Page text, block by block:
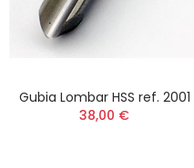
Gubia Lombar HSS ref. 2001
38,00 €